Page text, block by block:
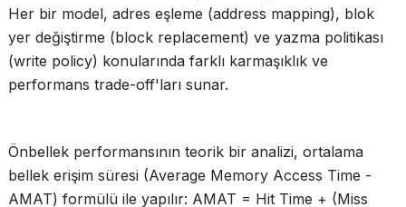
Her bir model, adres eşleme (address mapping), blok
yer değiştirme (block replacement) ve yazma politikası
(write policy) konularında farklı karmaşıklık ve
performans trade-off'ları sunar.
Önbellek performansının teorik bir analizi, ortalama
bellek erişim süresi (Average Memory Access Time -
AMAT) formülü ile yapılır: AMAT = Hit Time + (Miss